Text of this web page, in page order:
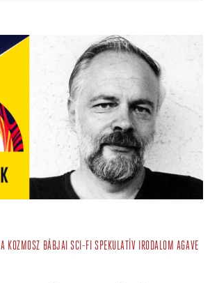
A KOZMOSZ BÁBJAI SCI-FI SPEKULATÍV IRODALOM AGAVE